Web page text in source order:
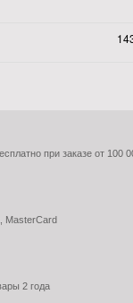
при заказе от 100
MasterCard
2 года